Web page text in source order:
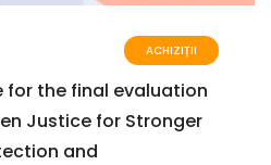
ACHIZIȚII
for the final evaluation
Justice for Stronger
and